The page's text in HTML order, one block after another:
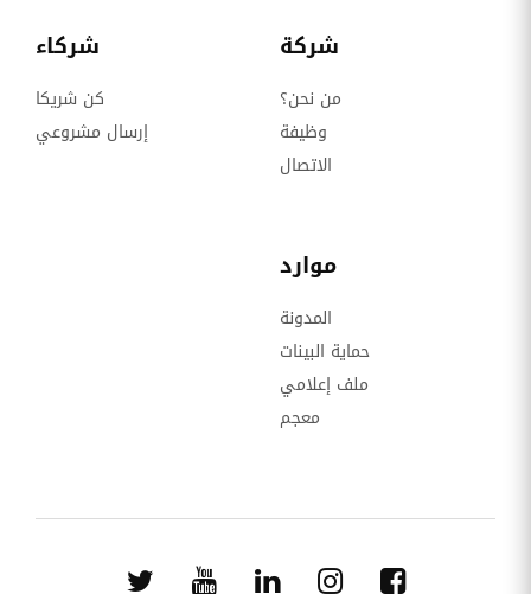
شركة
من نحن؟
وظيفة
الاتصال
شركاء
كن شريكا
إرسال مشروعي
موارد
المدونة
حماية البينات
ملف إعلامي
معجم